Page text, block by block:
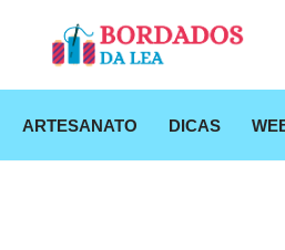
ARTESANATO DICAS